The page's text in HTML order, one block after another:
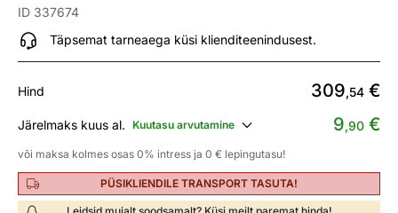
ID 337674
Täpsemat tarneaega küsi klienditeenindusest.
Hind 309,54 €
Järelmaks kuus al. Kuutasu arvutamine 9,90 €
või maksa kolmes osas 0% intress ja 0 € lepingutasu!
PÜSIKLIENDILE TRANSPORT TASUTA!